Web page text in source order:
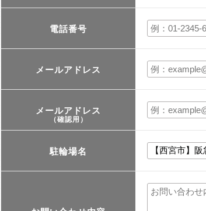
電話番号
メールアドレス
メールアドレス
（確認用）
駐輪場名